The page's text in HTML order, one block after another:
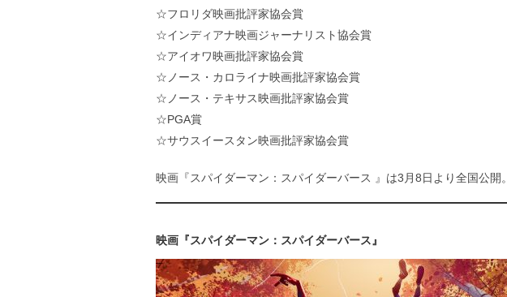
☆フロリダ映画批評家協会賞
☆インディアナ映画ジャーナリスト協会賞
☆アイオワ映画批評家協会賞
☆ノース・カロライナ映画批評家協会賞
☆ノース・テキサス映画批評家協会賞
☆PGA賞
☆サウスイースタン映画批評家協会賞
映画『スパイダーマン：スパイダーバース 』は3月8日より全国公開。
映画『スパイダーマン：スパイダーバース』